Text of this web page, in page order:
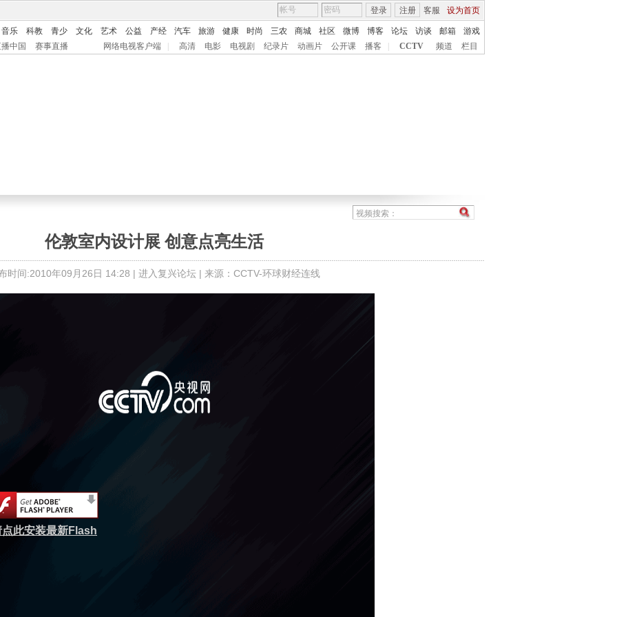
客服 设为首页
登录 注册
音乐 科教 青少 文化 艺术 公益 产经 汽车 旅游 健康 时尚 三农 商城 社区 微博 博客 论坛 访谈 邮箱
游戏
中国
赛事直播 网络电视客户端 高清 电影 电视剧 纪录片 动画片 公开课 播客 CCTV 频道 栏目
伦敦室内设计展 创意点亮生活
时间:2010年09月26日 14:28 | 进入复兴论坛 | 来源：CCTV-环球财经连线
点此安装最新Flash